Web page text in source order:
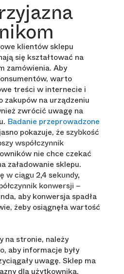
klientów sklepu
się kształtować na
zamówienia. Aby
warto
treści w internecie i
na urządzeniu
zwrócić uwagę na
Badanie przeprowadzone
jasno pokazuje, że szybkość
współczynnik
nie chce czekać
załadowanie sklepu.
w ciągu 2,4 sekundy,
konwersji –
aby konwersja spadła
żeby osiągnęła wartość
na stronie, należy
aby informacje były
uwagę. Sklep ma
dla użytkownika,